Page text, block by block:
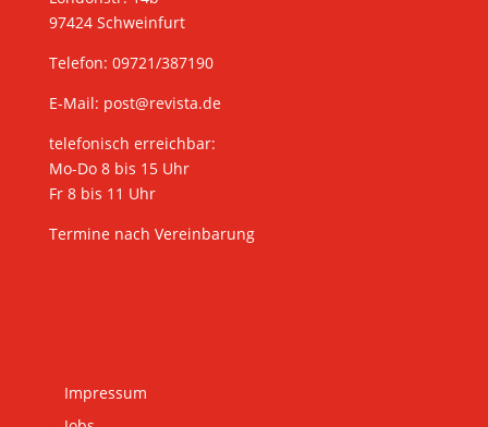
97424 Schweinfurt
Telefon: 09721/387190
E-Mail: post@revista.de
telefonisch erreichbar:
Mo-Do 8 bis 15 Uhr
Fr 8 bis 11 Uhr
Termine nach Vereinbarung
Impressum